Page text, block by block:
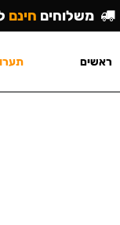
משלוחים חינם
ראשים